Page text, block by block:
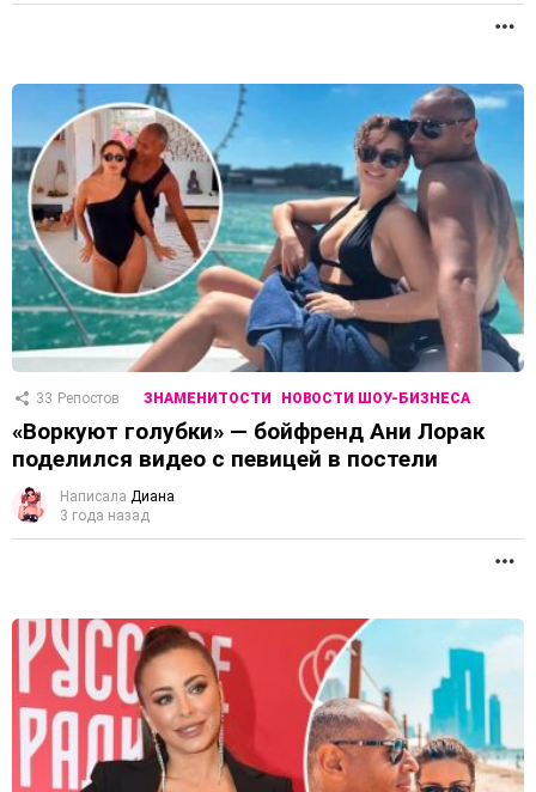
33 Репостов ЗНАМЕНИТОСТИ НОВОСТИ ШОУ-БИЗНЕСА
«Воркуют голубки» — бойфренд Ани Лорак
поделился видео с певицей в постели
Написала Диана
3 года назад